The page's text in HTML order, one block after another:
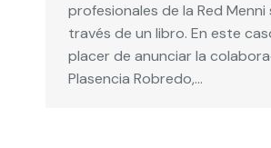
profesionales de la Red Menni
través de un libro. En este
placer de anunciar la
Plasencia Robredo,…